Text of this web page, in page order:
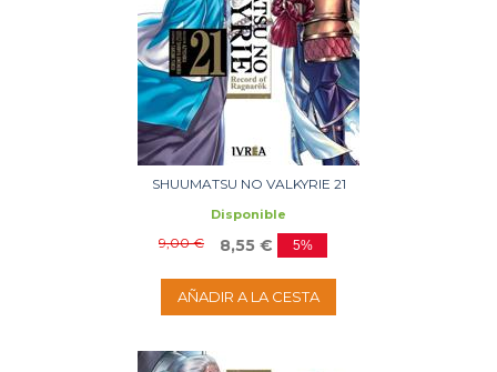
SHUUMATSU NO VALKYRIE 21
Disponible
9,00 € 8,55 € 5%
AÑADIR A LA CESTA